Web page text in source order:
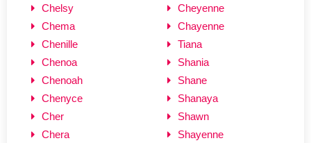
Chelsy
Chema
Chenille
Chenoa
Chenoah
Chenyce
Cher
Chera
Cheyenne
Chayenne
Tiana
Shania
Shane
Shanaya
Shawn
Shayenne